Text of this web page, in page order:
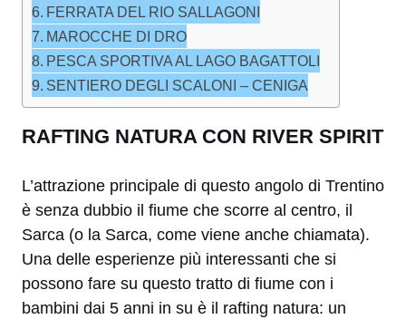
FERRATA DEL RIO SALLAGONI
MAROCCHE DI DRO
PESCA SPORTIVA AL LAGO BAGATTOLI
SENTIERO DEGLI SCALONI – CENIGA
RAFTING NATURA CON RIVER SPIRIT
L’attrazione principale di questo angolo di Trentino
è senza dubbio il fiume che scorre al centro, il
Sarca (o la Sarca, come viene anche chiamata).
Una delle esperienze più interessanti che si
possono fare su questo tratto di fiume con i
bambini dai 5 anni in su è il rafting natura: un